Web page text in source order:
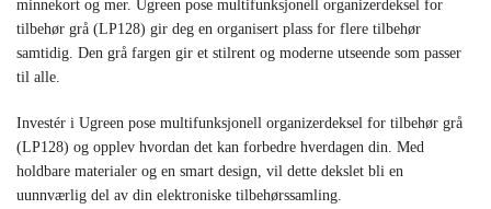
minnekort og mer. Ugreen pose multifunksjonell organizerdeksel for
tilbehør grå (LP128) gir deg en organisert plass for flere tilbehør
samtidig. Den grå fargen gir et stilrent og moderne utseende som passer
til alle.
Investér i Ugreen pose multifunksjonell organizerdeksel for tilbehør grå
(LP128) og opplev hvordan det kan forbedre hverdagen din. Med
holdbare materialer og en smart design, vil dette dekslet bli en
uunnværlig del av din elektroniske tilbehørssamling.